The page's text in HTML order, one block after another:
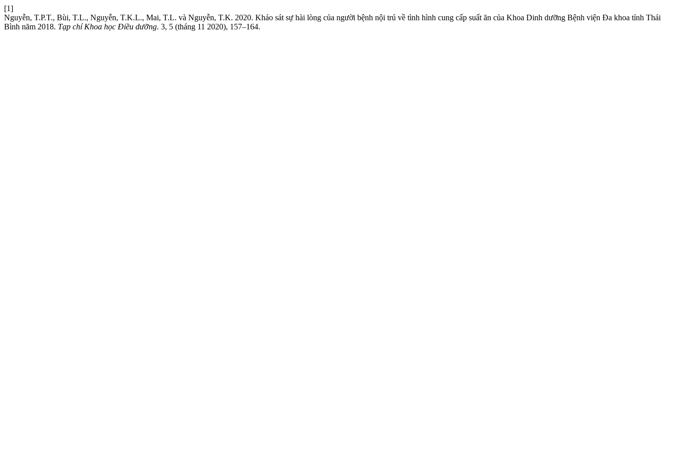
[1]
Nguyễn, T.P.T., Bùi, T.L., Nguyễn, T.K.L., Mai, T.L. và Nguyễn, T.K. 2020. Khảo sát sự hài lòng của người bệnh nội trú về tình hình cung cấp suất ăn của Khoa Dinh dưỡng Bệnh viện Đa khoa tỉnh Thái
Bình năm 2018. Tạp chí Khoa học Điều dưỡng. 3, 5 (tháng 11 2020), 157–164.